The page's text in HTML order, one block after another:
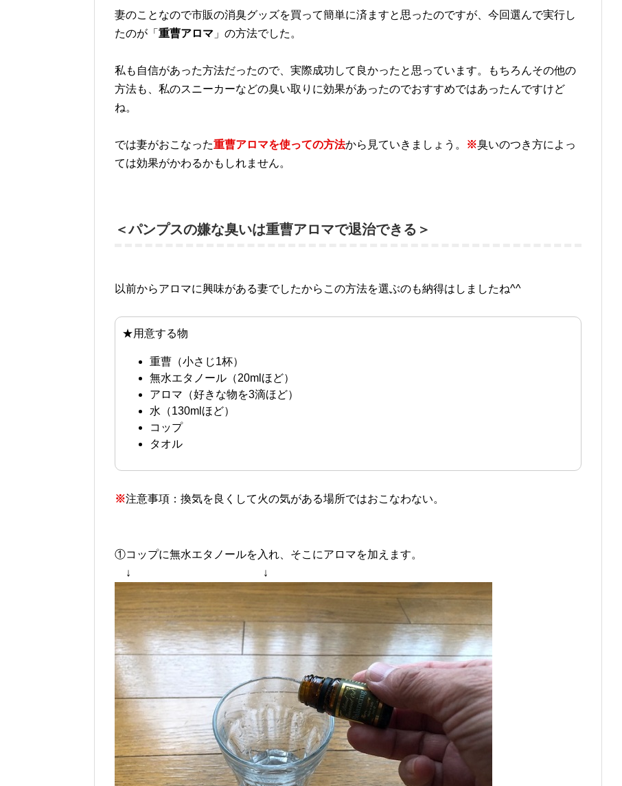
妻のことなので市販の消臭グッズを買って簡単に済ますと思ったのですが、今回選んで実行し
たのが「 重曹アロマ 」の方法でした。
私も自信があった方法だったので、実際成功して良かったと思っています。もちろんその他の
方法も、私のスニーカーなどの臭い取りに効果があったのでおすすめではあったんですけど
ね。
では妻がおこなった重曹アロマを使っての方法から見ていきましょう。 ※臭いのつき方によっ
ては効果がかわるかもしれません。
＜パンプスの嫌な臭いは重曹アロマで退治できる＞
以前からアロマに興味がある妻でしたからこの方法を選ぶのも納得はしましたね^^
★用意する物
重曹（小さじ1杯）
無水エタノール（20mlほど）
アロマ（好きな物を3滴ほど）
水（130mlほど）
コップ
タオル
※注意事項：換気を良くして火の気がある場所ではおこなわない。
①コップに無水エタノールを入れ、そこにアロマを加えます。
↓ ↓